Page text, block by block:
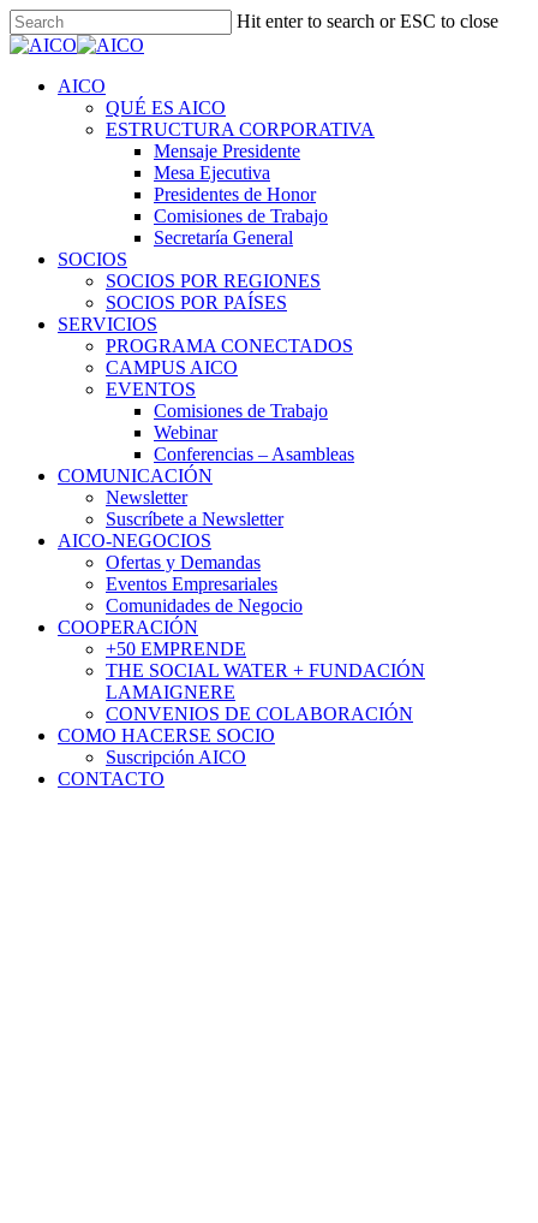
Skip
to
content
Hit enter to search or ESC to close
Close
Menu
AICO
QUÉ ES AICO
ESTRUCTURA CORPORATIVA
Mensaje Presidente
Mesa Ejecutiva
Presidentes de Honor
Comisiones de Trabajo
Secretaría General
SOCIOS
SOCIOS POR REGIONES
SOCIOS POR PAÍSES
SERVICIOS
PROGRAMA CONECTADOS
CAMPUS AICO
EVENTOS
Comisiones de Trabajo
Webinar
Conferencias – Asambleas
COMUNICACIÓN
Newsletter
Suscríbete a Newsletter
AICO-NEGOCIOS
Ofertas y Demandas
Eventos Empresariales
Comunidades de Negocio
COOPERACIÓN
+50 EMPRENDE
THE SOCIAL WATER + FUNDACIÓN
LAMAIGNERE
CONVENIOS DE COLABORACIÓN
COMO HACERSE SOCIO
Suscripción AICO
CONTACTO